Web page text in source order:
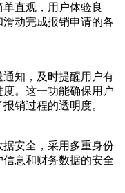
直观，用户体验良
动完成报销申请的各
知，及时提醒用户有
。这一功能确保用户
销过程的透明度。
安全，采用多重身份
息和财务数据的安全